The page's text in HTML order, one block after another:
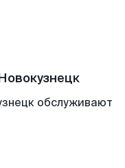
обслуживают